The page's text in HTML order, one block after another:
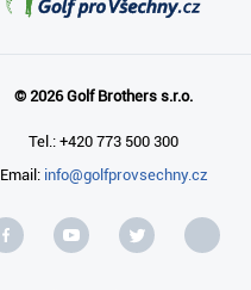
© 2026 Golf Brothers s.r.o.
Tel.: +420 773 500 300
Email: info@golfprovsechny.cz